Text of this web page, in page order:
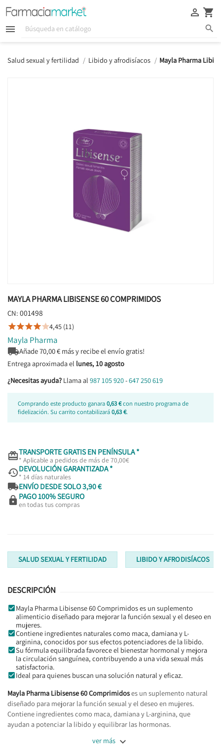
  
 
Salud sexual y fertilidad Libido y afrodisíacos Mayla Pharma
MAYLA PHARMA LIBISENSE 60 COMPRIMIDOS
CN: 001498
4,45 (11)
Mayla Pharma
Añade70,00€ más y recibe el envío gratis!
Entrega aproximada el lunes, 10 agosto
¿Necesitas ayuda? Llama al 987 105 920-647 250 619
Comprando este producto ganara0,63 €con nuestro programa de
fidelización. Su carrito contabilizará0,63 €.
TRANSPORTE GRATIS EN PENÍNSULA *
* Aplicable a pedidos de más de 70,00€
DEVOLUCIÓN GARANTIZADA *
* 14 días naturales
ENVÍO DESDE SOLO 3,90 €
 PAGO 100% SEGURO
en todas tus compras
SALUD SEXUAL Y FERTILIDAD LIBIDO Y AFRODISÍACOS
DESCRIPCIÓN
Mayla Pharma Libisense 60 Comprimidos es un suplemento
alimenticio diseñado para mejorar la función sexual y el deseo en
mujeres.
Contiene ingredientes naturales como maca, damiana y L-
arginina, conocidos por sus efectos potenciadores de la libido.
Su fórmula equilibrada favorece el bienestar hormonal y mejora
la circulación sanguínea, contribuyendo a una vida sexual más
satisfactoria.
Ideal para quienes buscan una solución natural y eficaz.
Mayla Pharma Libisense 60 Comprimidoses un suplemento natural
diseñado para mejorar la función sexual y el deseo en mujeres.
Contiene ingredientes como maca, damiana y L-arginina, que
ayudan a potenciar la libido y equilibrar las hormonas.
ver más 